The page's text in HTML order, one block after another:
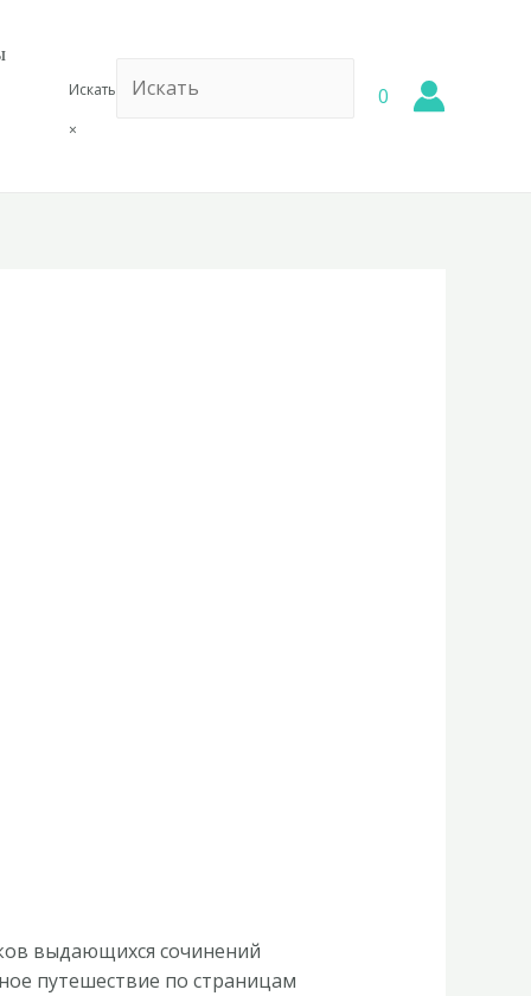
Искать
×
0
выдающихся сочинений
путешествие по страницам